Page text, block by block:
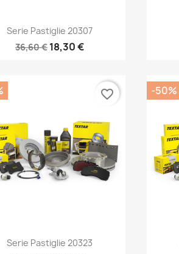
 Anteprima
Serie Pastiglie 20307
36,60 € 18,30 €
 Anteprima
Serie Pastiglie 20323
favorite_border -50%